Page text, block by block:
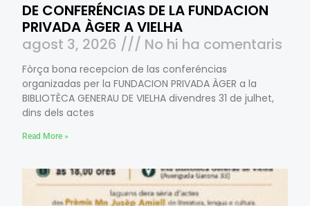
DE CONFERÉNCIAS DE LA FUNDACION
PRIVADA ÀGER A VIELHA
agost 3, 2026
No hi ha comentaris
Fòrça bona recepcion de las conferéncias
organizadas per la FUNDACION PRIVADA ÀGER a la
BIBLIOTÈCA GENERAU DE VIELHA divendres 31 de julhet,
dins dels actes
Read More »